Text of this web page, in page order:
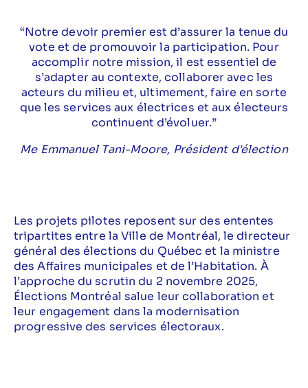
“Notre devoir premier est d’assurer la tenue du
vote et de promouvoir la participation. Pour
accomplir notre mission, il est essentiel de
s’adapter au contexte, collaborer avec les
acteurs du milieu et, ultimement, faire en sorte
que les services aux électrices et aux électeurs
continuent d’évoluer.”
Me Emmanuel Tani-Moore, Président d'élection
Les projets pilotes reposent sur des ententes
tripartites entre la Ville de Montréal, le directeur
général des élections du Québec et la ministre
des Affaires municipales et de l’Habitation. À
l’approche du scrutin du 2 novembre 2025,
Élections Montréal salue leur collaboration et
leur engagement dans la modernisation
progressive des services électoraux.